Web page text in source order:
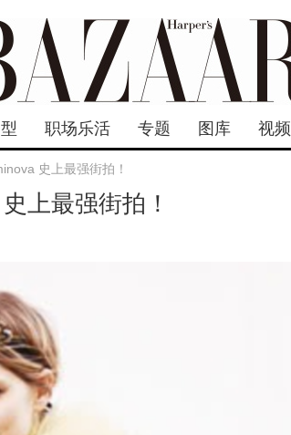
职场乐活 专题 图库 视频
史上最强街拍！
上最强街拍！